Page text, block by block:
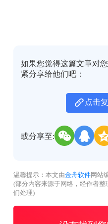
如果您觉得这篇文章对
紧分享给他们吧：
点击
或分享至:
温馨提示：本文由金舟软件网站
(部分内容来源于网络，经作者
们处理)